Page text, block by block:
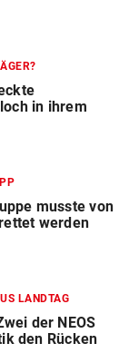
in ihrem
musste von
werden
LANDTAG
der NEOS
den Rücken